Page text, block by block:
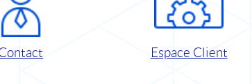
Espace Client